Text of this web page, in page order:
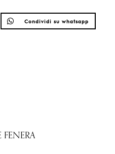
Condividi su whatsapp